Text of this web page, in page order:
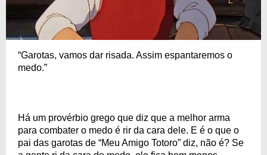
“Garotas, vamos dar risada. Assim espantaremos o
medo.”
Há um provérbio grego que diz que a melhor arma
para combater o medo é rir da cara dele. E é o que o
pai das garotas de “Meu Amigo Totoro” diz, não é? Se